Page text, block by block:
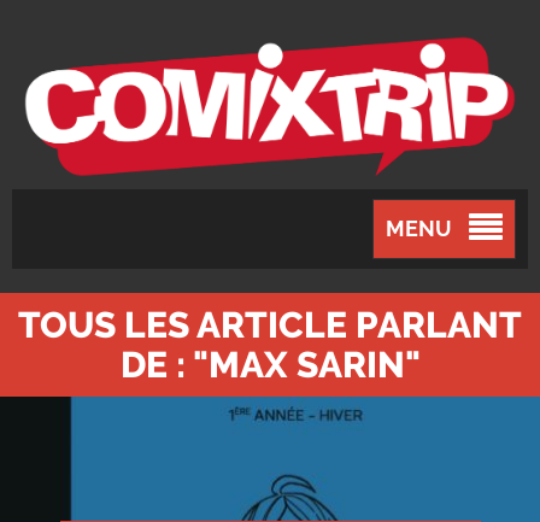
MENU
TOUS LES ARTICLE PARLANT
DE : "MAX SARIN"